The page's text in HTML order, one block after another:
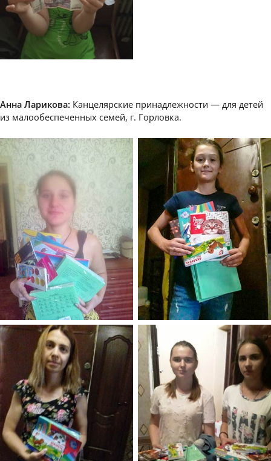
Анна Ларикова: Канцелярские принадлежности — для детей
из малообеспеченных семей, г. Горловка.